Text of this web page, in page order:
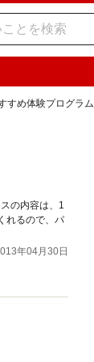
すめ体験プログラム
の内容は、1
れるので、パ
年04月30日